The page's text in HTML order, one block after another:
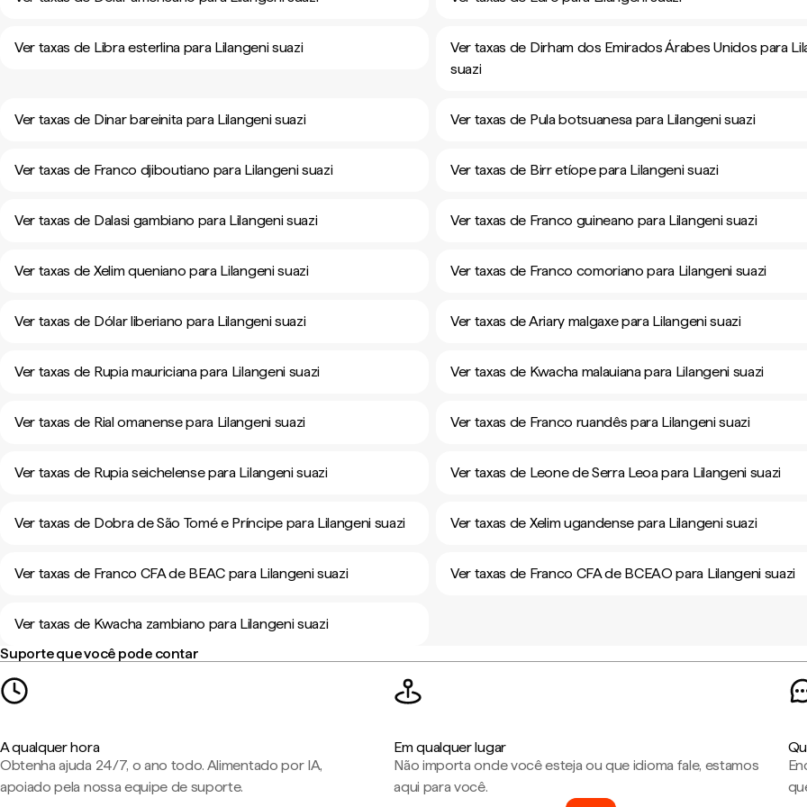
Ver taxas de Libra esterlina para Lilangeni suazi
Ver taxas de Dirham dos Emirados Árabes Unidos para
suazi
Ver taxas de Dinar bareinita para Lilangeni suazi Ver taxas de Pula botsuanesa para Lilangeni suazi
Ver taxas de Franco djiboutiano para Lilangeni suazi Ver taxas de Birr etíope para Lilangeni suazi
Ver taxas de Dalasi gambiano para Lilangeni suazi Ver taxas de Franco guineano para Lilangeni suazi
Ver taxas de Xelim queniano para Lilangeni suazi Ver taxas de Franco comoriano para Lilangeni suazi
Ver taxas de Dólar liberiano para Lilangeni suazi Ver taxas de Ariary malgaxe para Lilangeni suazi
Ver taxas de Rupia mauriciana para Lilangeni suazi Ver taxas de Kwacha malauiana para Lilangeni suazi
Ver taxas de Rial omanense para Lilangeni suazi Ver taxas de Franco ruandês para Lilangeni suazi
Ver taxas de Rupia seichelense para Lilangeni suazi Ver taxas de Leone de Serra Leoa para Lilangeni suazi
Ver taxas de Dobra de São Tomé e Príncipe para Lilangeni suazi Ver taxas de Xelim ugandense para Lilangeni suazi
Ver taxas de Franco CFA de BEAC para Lilangeni suazi Ver taxas de Franco CFA de BCEAO para Lilangeni suazi
Ver taxas de Kwacha zambiano para Lilangeni suazi
Suporte que você pode contar
A qualquer hora
Obtenha ajuda 24/7, o ano todo. Alimentado por IA,
apoiado pela nossa equipe de suporte.
Em qualquer lugar
Não importa onde você esteja ou que idioma fale, estamos
aqui para você.